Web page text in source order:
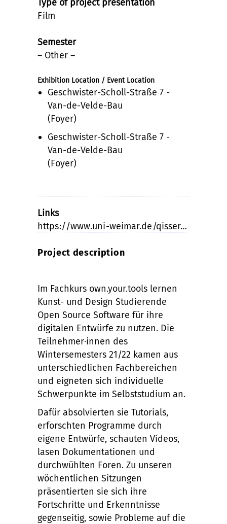
Type of project presentation
Film
Semester
– Other –
Exhibition Location / Event Location
Geschwister-Scholl-Straße 7 -
Van-de-Velde-Bau
(Foyer)
Geschwister-Scholl-Straße 7 -
Van-de-Velde-Bau
(Foyer)
Links
https://www.uni-weimar.de/qisser…
Project description
Im Fachkurs own.your.tools lernen
Kunst- und Design Studierende
Open Source Software für ihre
digitalen Entwürfe zu nutzen. Die
Teilnehmer·innen des
Wintersemesters 21/22 kamen aus
unterschiedlichen Fachbereichen
und eigneten sich individuelle
Schwerpunkte im Selbststudium an.
Dafür absolvierten sie Tutorials,
erforschten Programme durch
eigene Entwürfe, schauten Videos,
lasen Dokumentationen und
durchwühlten Foren. Zu unseren
wöchentlichen Sitzungen
präsentierten sie sich ihre
Fortschritte und Erkenntnisse
gegenseitig, sowie Probleme auf die